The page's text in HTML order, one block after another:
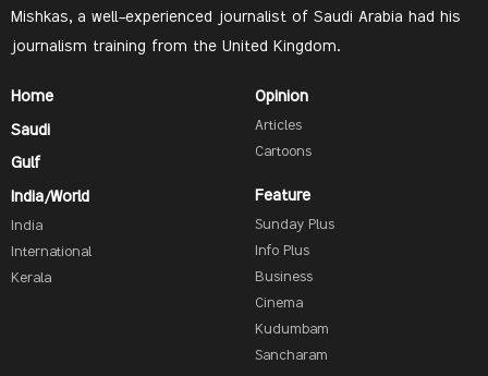
Mishkas, a well-experienced journalist of Saudi Arabia had his
journalism training from the United Kingdom.
Home
Saudi
Gulf
India/World
India
International
Kerala
Opinion
Articles
Cartoons
Feature
Sunday Plus
Info Plus
Business
Cinema
Kudumbam
Sancharam